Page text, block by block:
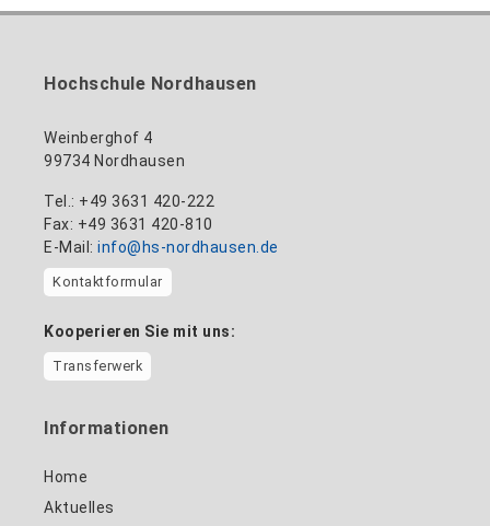
Hochschule Nordhausen
Weinberghof 4
99734 Nordhausen
Tel.: +49 3631 420-222
Fax: +49 3631 420-810
E-Mail: info@hs-nordhausen.de
Kontaktformular
Kooperieren Sie mit uns:
Transferwerk
Informationen
Home
Aktuelles